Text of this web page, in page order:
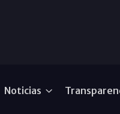
Noticias